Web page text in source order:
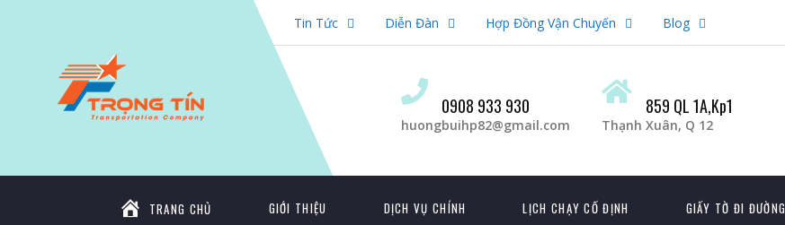
Tin Tức Diễn Đàn Hợp Đồng Vận Chuyến Blog
0908 933 930
huongbuihp82@gmail.com
859 QL 1A,Kp1
Thạnh Xuân, Q 12
TRANG CHỦ GIỚI THIỆU DỊCH VỤ CHÍNH LỊCH CHẠY CỐ ĐỊNH GIẤY TỜ ĐI ĐƯỜNG